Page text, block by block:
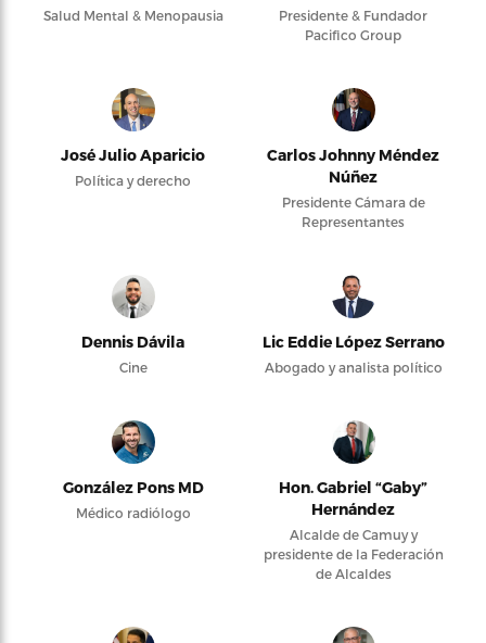
Salud Mental & Menopausia
Presidente & Fundador
Pacifico Group
José Julio Aparicio
Política y derecho
Carlos Johnny Méndez
Núñez
Presidente Cámara de
Representantes
Dennis Dávila
Cine
Lic Eddie López Serrano
Abogado y analista político
González Pons MD
Médico radiólogo
Hon. Gabriel “Gaby”
Hernández
Alcalde de Camuy y
presidente de la Federación
de Alcaldes